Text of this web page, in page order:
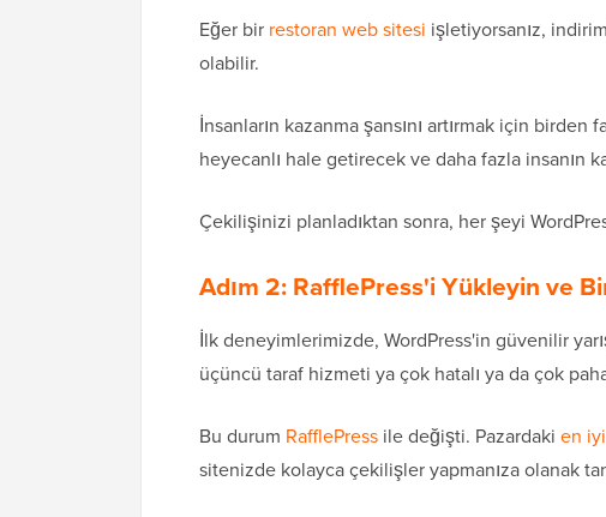
Eğer bir restoran web sitesi işletiyorsanız,
olabilir.
İnsanların kazanma şansını artırmak için
heyecanlı hale getirecek ve daha fazla insanın
Çekilişinizi planladıktan sonra, her şeyi
Adım 2: RafflePress'i Yükleyin ve
İlk deneyimlerimizde, WordPress'in güvenilir
üçüncü taraf hizmeti ya çok hatalı ya da çok
Bu durum RafflePress ile değişti. Pazardaki en
sitenizde kolayca çekilişler yapmanıza olanak